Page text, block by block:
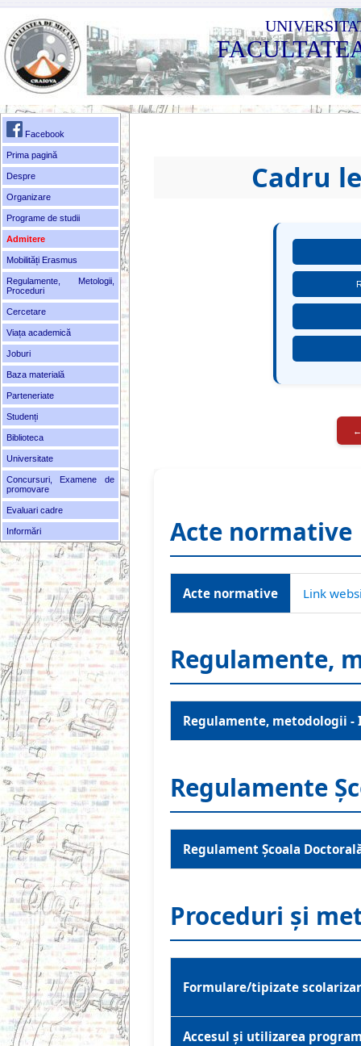
Facebook
Prima pagină
Despre
Organizare
Programe de studii
Admitere
Mobilități Erasmus
Regulamente, Metologii,
Proceduri
Cercetare
Viața academică
Joburi
Baza materială
Parteneriate
Studenți
Biblioteca
Universitate
Concursuri, Examene de
promovare
Evaluari cadre
Informări
Cadru
Acte normative
Acte normative Link
Regulamente,
Regulamente, metodologii -
Regulamente
Regulament Școala
Proceduri și
Formulare/tipizate
Accesul și utilizarea